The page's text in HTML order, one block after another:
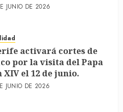
JUNIO DE 2026
activará cortes de
por la visita del Papa
XIV el 12 de junio.
JUNIO DE 2026